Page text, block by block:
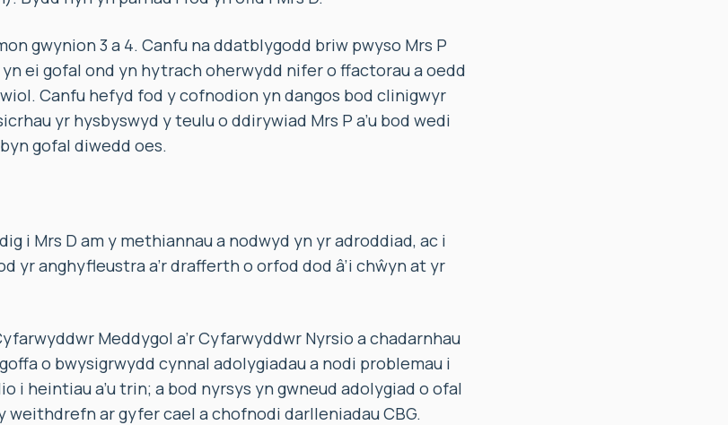
gwynion 3 a 4. Canfu na ddatblygodd briw pwyso Mrs P
ei gofal ond yn hytrach oherwydd nifer o ffactorau a oedd
Canfu hefyd fod y cofnodion yn dangos bod clinigwyr
yr hysbyswyd y teulu o ddirywiad Mrs P a’u bod wedi
gofal diwedd oes.
i Mrs D am y methiannau a nodwyd yn yr adroddiad, ac i
yr anghyfleustra a’r drafferth o orfod dod â’i chŵyn at yr
Meddygol a’r Cyfarwyddwr Nyrsio a chadarnhau
o bwysigrwydd cynnal adolygiadau a nodi problemau i
i heintiau a’u trin; a bod nyrsys yn gwneud adolygiad o ofal
ar gyfer cael a chofnodi darlleniadau CBG.